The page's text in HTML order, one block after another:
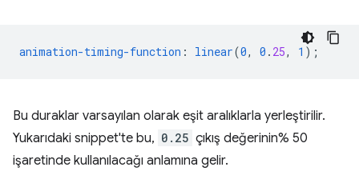
animation-timing-function : linear(0, 0 . 25, 1 );
Bu duraklar varsayılan olarak eşit aralıklarla yerleştirilir.
Yukarıdaki snippet'te bu, 0.25 çıkış değerinin% 50
işaretinde kullanılacağı anlamına gelir.